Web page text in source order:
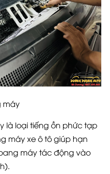
máy
là loại tiếng ồn phức tạp
máy xe ô tô giúp hạn
máy tác động vào